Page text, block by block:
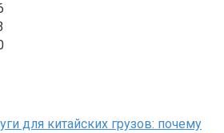
для китайских грузов: почему